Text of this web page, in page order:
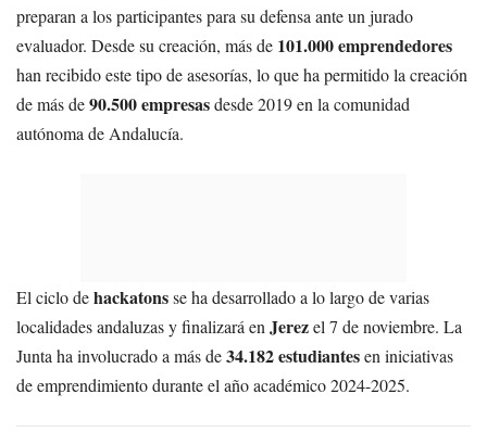
preparan a los participantes para su defensa ante un jurado
evaluador. Desde su creación, más de 101.000 emprendedores
han recibido este tipo de asesorías, lo que ha permitido la creación
de más de90.500 empresasdesde 2019 en la comunidad
autónoma de Andalucía.
El ciclo dehackatonsse ha desarrollado a lo largo de varias
localidades andaluzas y finalizará en Jerezel 7 de noviembre. La
Junta ha involucrado a más de34.182 estudiantesen iniciativas
de emprendimiento durante el año académico 2024-2025.